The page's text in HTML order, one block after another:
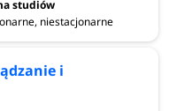
niestacjonarne
i